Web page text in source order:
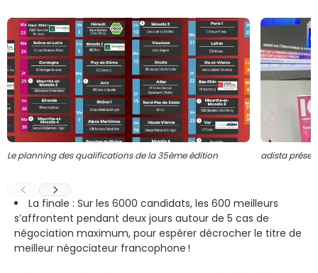
Le planning des qualifications de la 35ème édition adista
La finale : Sur les 6000 candidats, les 600 meilleurs
s’affrontent pendant deux jours autour de 5 cas de
négociation maximum, pour espérer décrocher le titre de
meilleur négociateur francophone !